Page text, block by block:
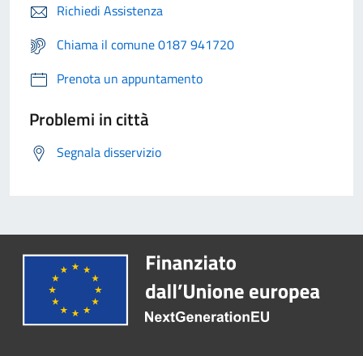
Richiedi Assistenza
Chiama il comune 0187 941720
Prenota un appuntamento
Problemi in città
Segnala disservizio